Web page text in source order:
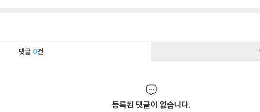
댓글 0건
등록된 댓글이 없습니다.